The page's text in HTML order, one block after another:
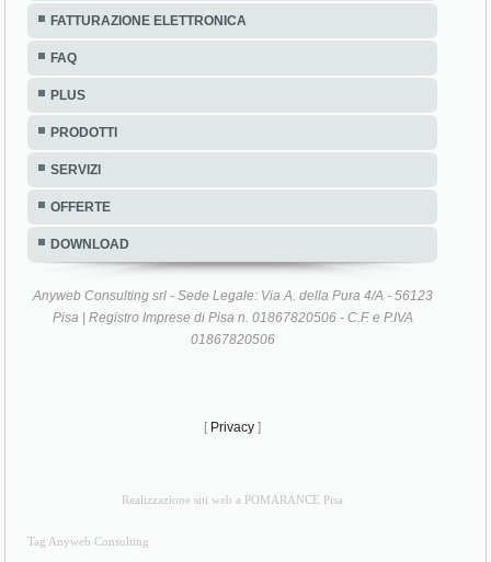
FATTURAZIONE ELETTRONICA
FAQ
PLUS
PRODOTTI
SERVIZI
OFFERTE
DOWNLOAD
Anyweb Consulting srl - Sede Legale: Via A. della Pura 4/A - 56123
Pisa | Registro Imprese di Pisa n. 01867820506 - C.F. e P.IVA
01867820506
[ Privacy ]
Realizzazione siti web a POMARANCE Pisa
Tag Anyweb Consulting